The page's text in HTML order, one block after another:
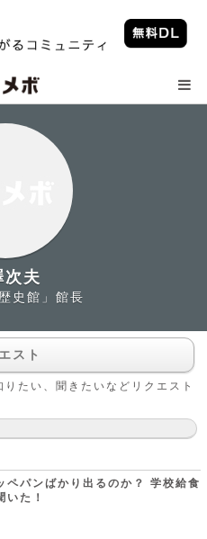
次夫
史館」館長
スト
たい、聞きたいなどリクエスト
ペパンばかり出るのか？ 学校給食
いた！